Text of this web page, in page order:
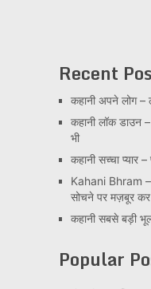
Recent
कहानी अपने लोग –
कहानी लॉक डाउन
भी
कहानी सच्चा प्यार
Kahani Bhram –
सोचने पर मज़बूर कर
कहानी सबसे बड़ी
Popular